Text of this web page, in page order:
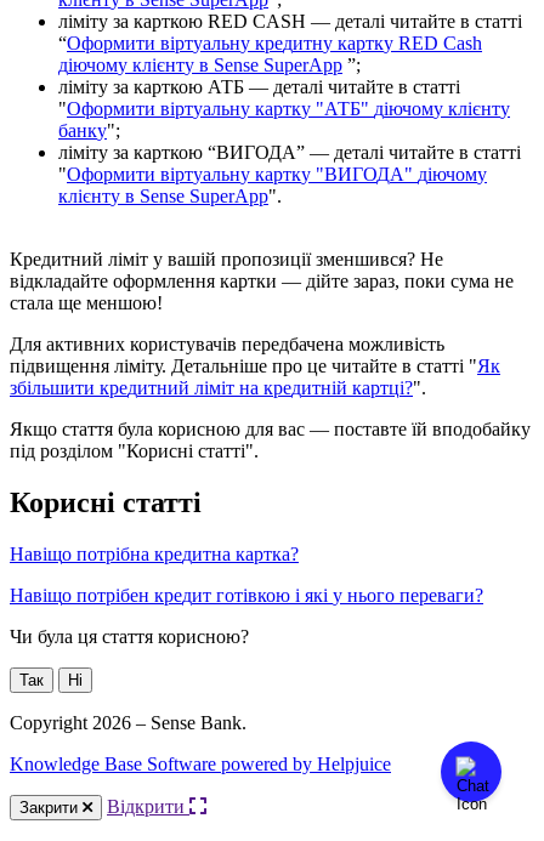
ліміту за карткою RED CASH — деталі читайте в статті
“Оформити віртуальну кредитну картку RED Cash
діючому клієнту в Sense SuperApp ”;
ліміту за карткою АТБ — деталі читайте в статті
"Оформити віртуальну картку "АТБ" діючому клієнту
банку";
ліміту за карткою “ВИГОДА” — деталі читайте в статті
"Оформити віртуальну картку "ВИГОДА" діючому
клієнту в Sense SuperApp".
Кредитний ліміт у вашій пропозиції зменшився? Не
відкладайте оформлення картки — дійте зараз, поки сума не
стала ще меншою!
Для активних користувачів передбачена можливість
підвищення ліміту. Детальніше про це читайте в статті "Як
збільшити кредитний ліміт на кредитній картці?".
Якщо стаття була корисною для вас — поставте їй вподобайку
під розділом "Корисні статті".
Корисні статті
Навіщо потрібна кредитна картка?
Навіщо потрібен кредит готівкою і які у нього переваги?
Чи була ця стаття корисною?
Так Ні
Copyright 2026 – Sense Bank.
Knowledge Base Software powered by Helpjuice
Закрити Відкрити